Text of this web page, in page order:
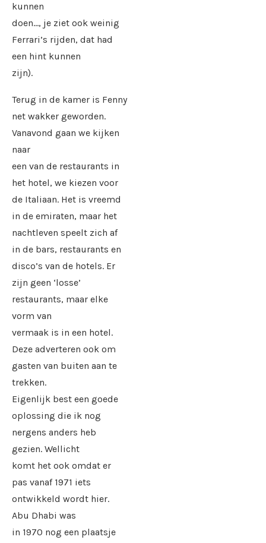
kunnen
doen…, je ziet ook weinig
Ferrari’s rijden, dat had
een hint kunnen
zijn).
Terug in de kamer is Fenny
net wakker geworden.
Vanavond gaan we kijken
naar
een van de restaurants in
het hotel, we kiezen voor
de Italiaan. Het is vreemd
in de emiraten, maar het
nachtleven speelt zich af
in de bars, restaurants en
disco’s van de hotels. Er
zijn geen ‘losse’
restaurants, maar elke
vorm van
vermaak is in een hotel.
Deze adverteren ook om
gasten van buiten aan te
trekken.
Eigenlijk best een goede
oplossing die ik nog
nergens anders heb
gezien. Wellicht
komt het ook omdat er
pas vanaf 1971 iets
ontwikkeld wordt hier.
Abu Dhabi was
in 1970 nog een plaatsje